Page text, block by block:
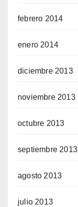
febrero 2014
enero 2014
diciembre 2013
noviembre 2013
octubre 2013
septiembre 2013
agosto 2013
julio 2013